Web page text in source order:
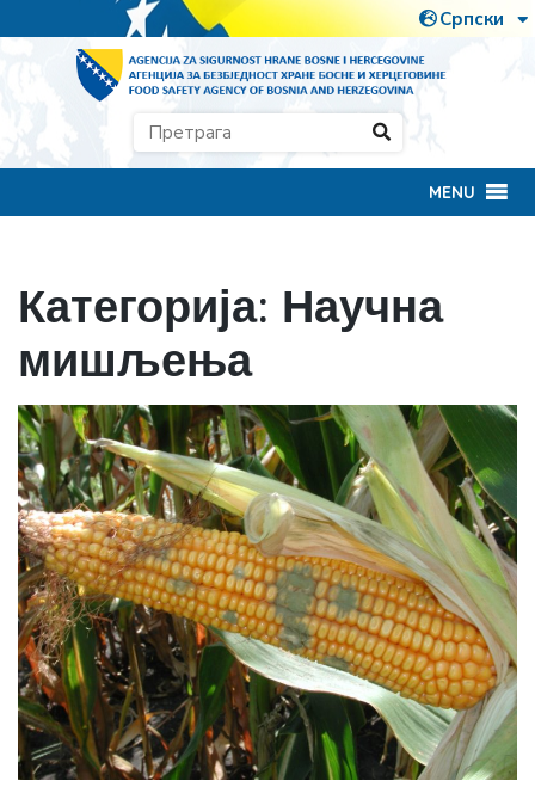
MENU
Категорија: Научна
мишљења